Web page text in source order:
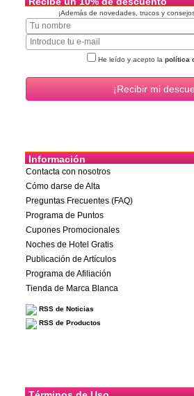
¡Además de novedades, trucos y
He leído y acepto la política
Información
Contacta con nosotros
Cómo darse de Alta
Preguntas Frecuentes (FAQ)
Programa de Puntos
Cupones Promocionales
Noches de Hotel Gratis
Publicación de Artículos
Programa de Afiliación
Tienda de Marca Blanca
RSS de Noticias
RSS de Productos